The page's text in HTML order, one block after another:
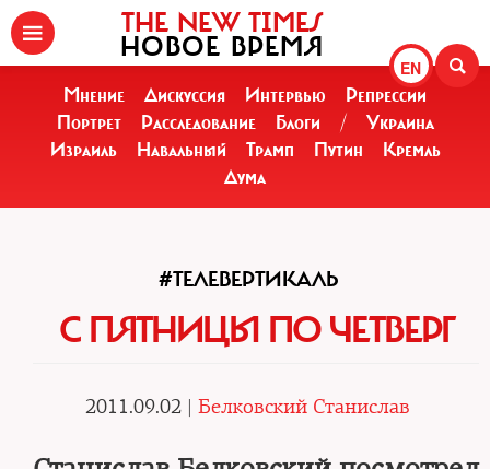
EN
THE NEW TIMES
НОВОЕ ВРЕМЯ
Мнение Дискуссия Интервью
Репрессии
Портрет
Расследование Блоги /
Украина
Израиль
Навальный Трамп Путин
Кремль
Дума
#ТЕЛЕВЕРТИКАЛЬ
С ПЯТНИЦЫ ПО ЧЕТВЕРГ
2011.09.02 | Белковский Станислав